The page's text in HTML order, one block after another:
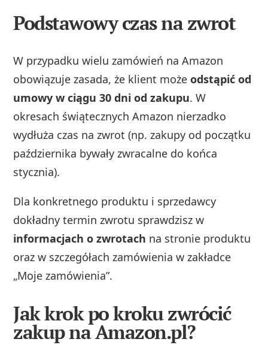
Podstawowy czas na zwrot
W przypadku wielu zamówień na Amazon
obowiązuje zasada, że klient możeodstąpić od
umowy w ciągu 30 dni od zakupu. W
okresach świątecznych Amazon nierzadko
wydłuża czas na zwrot (np. zakupy od początku
października bywały zwracalne do końca
stycznia).
Dla konkretnego produktu i sprzedawcy
dokładny termin zwrotu sprawdzisz w
informacjach o zwrotach na stronie produktu
oraz w szczegółach zamówienia w zakładce
„Moje zamówienia”.
Jak krok po kroku zwrócić
zakup na Amazon.pl?